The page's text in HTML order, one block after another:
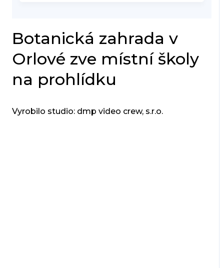
Botanická zahrada v
Orlové zve místní školy
na prohlídku
Vyrobilo studio: dmp video crew, s.r.o.